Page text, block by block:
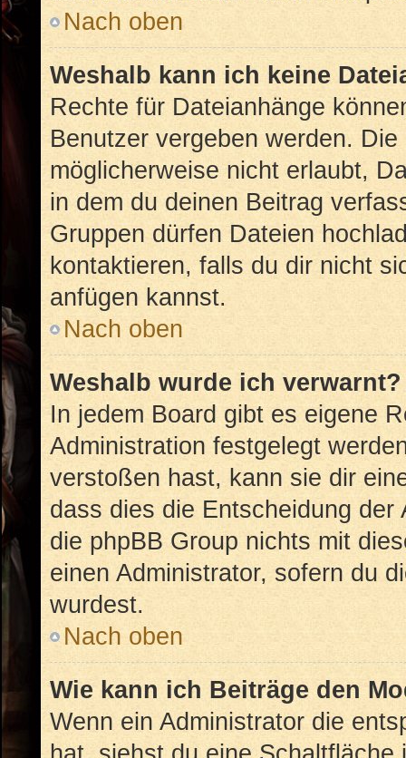
Nach oben
Weshalb kann ich keine
Rechte für Dateianhänge
Benutzer vergeben werden.
möglicherweise nicht erlaubt,
in dem du deinen Beitrag
Gruppen dürfen Dateien
kontaktieren, falls du dir nicht
anfügen kannst.
Nach oben
Weshalb wurde ich verwarnt?
In jedem Board gibt es eigene
Administration festgelegt
verstoßen hast, kann sie dir
dass dies die Entscheidung
die phpBB Group nichts mit
einen Administrator, sofern du
wurdest.
Nach oben
Wie kann ich Beiträge den
Wenn ein Administrator die